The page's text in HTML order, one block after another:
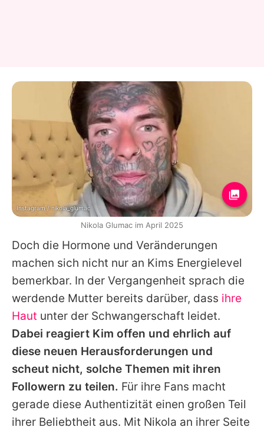
Doch die Hormone und Veränderungen
machen sich nicht nur an Kims Energielevel
bemerkbar. In der Vergangenheit sprach die
werdende Mutter bereits darüber, dass ihre
Haut unter der Schwangerschaft leidet.
Dabei reagiert Kim offen und ehrlich auf
diese neuen Herausforderungen und
scheut nicht, solche Themen mit ihren
Followern zu teilen. Für ihre Fans macht
gerade diese Authentizität einen großen Teil
ihrer Beliebtheit aus. Mit Nikola an ihrer Seite
Instagram / nikola_glumac
Nikola Glumac im April 2025